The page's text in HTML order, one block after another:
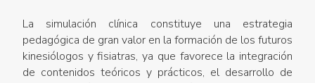
La simulación clínica constituye una estrategia
pedagógica de gran valor en la formación de los futuros
kinesiólogos y fisiatras, ya que favorece la integración
de contenidos teóricos y prácticos, el desarrollo de